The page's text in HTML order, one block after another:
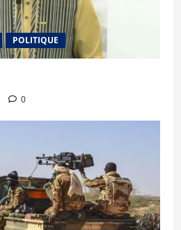
POLITIQUE
0